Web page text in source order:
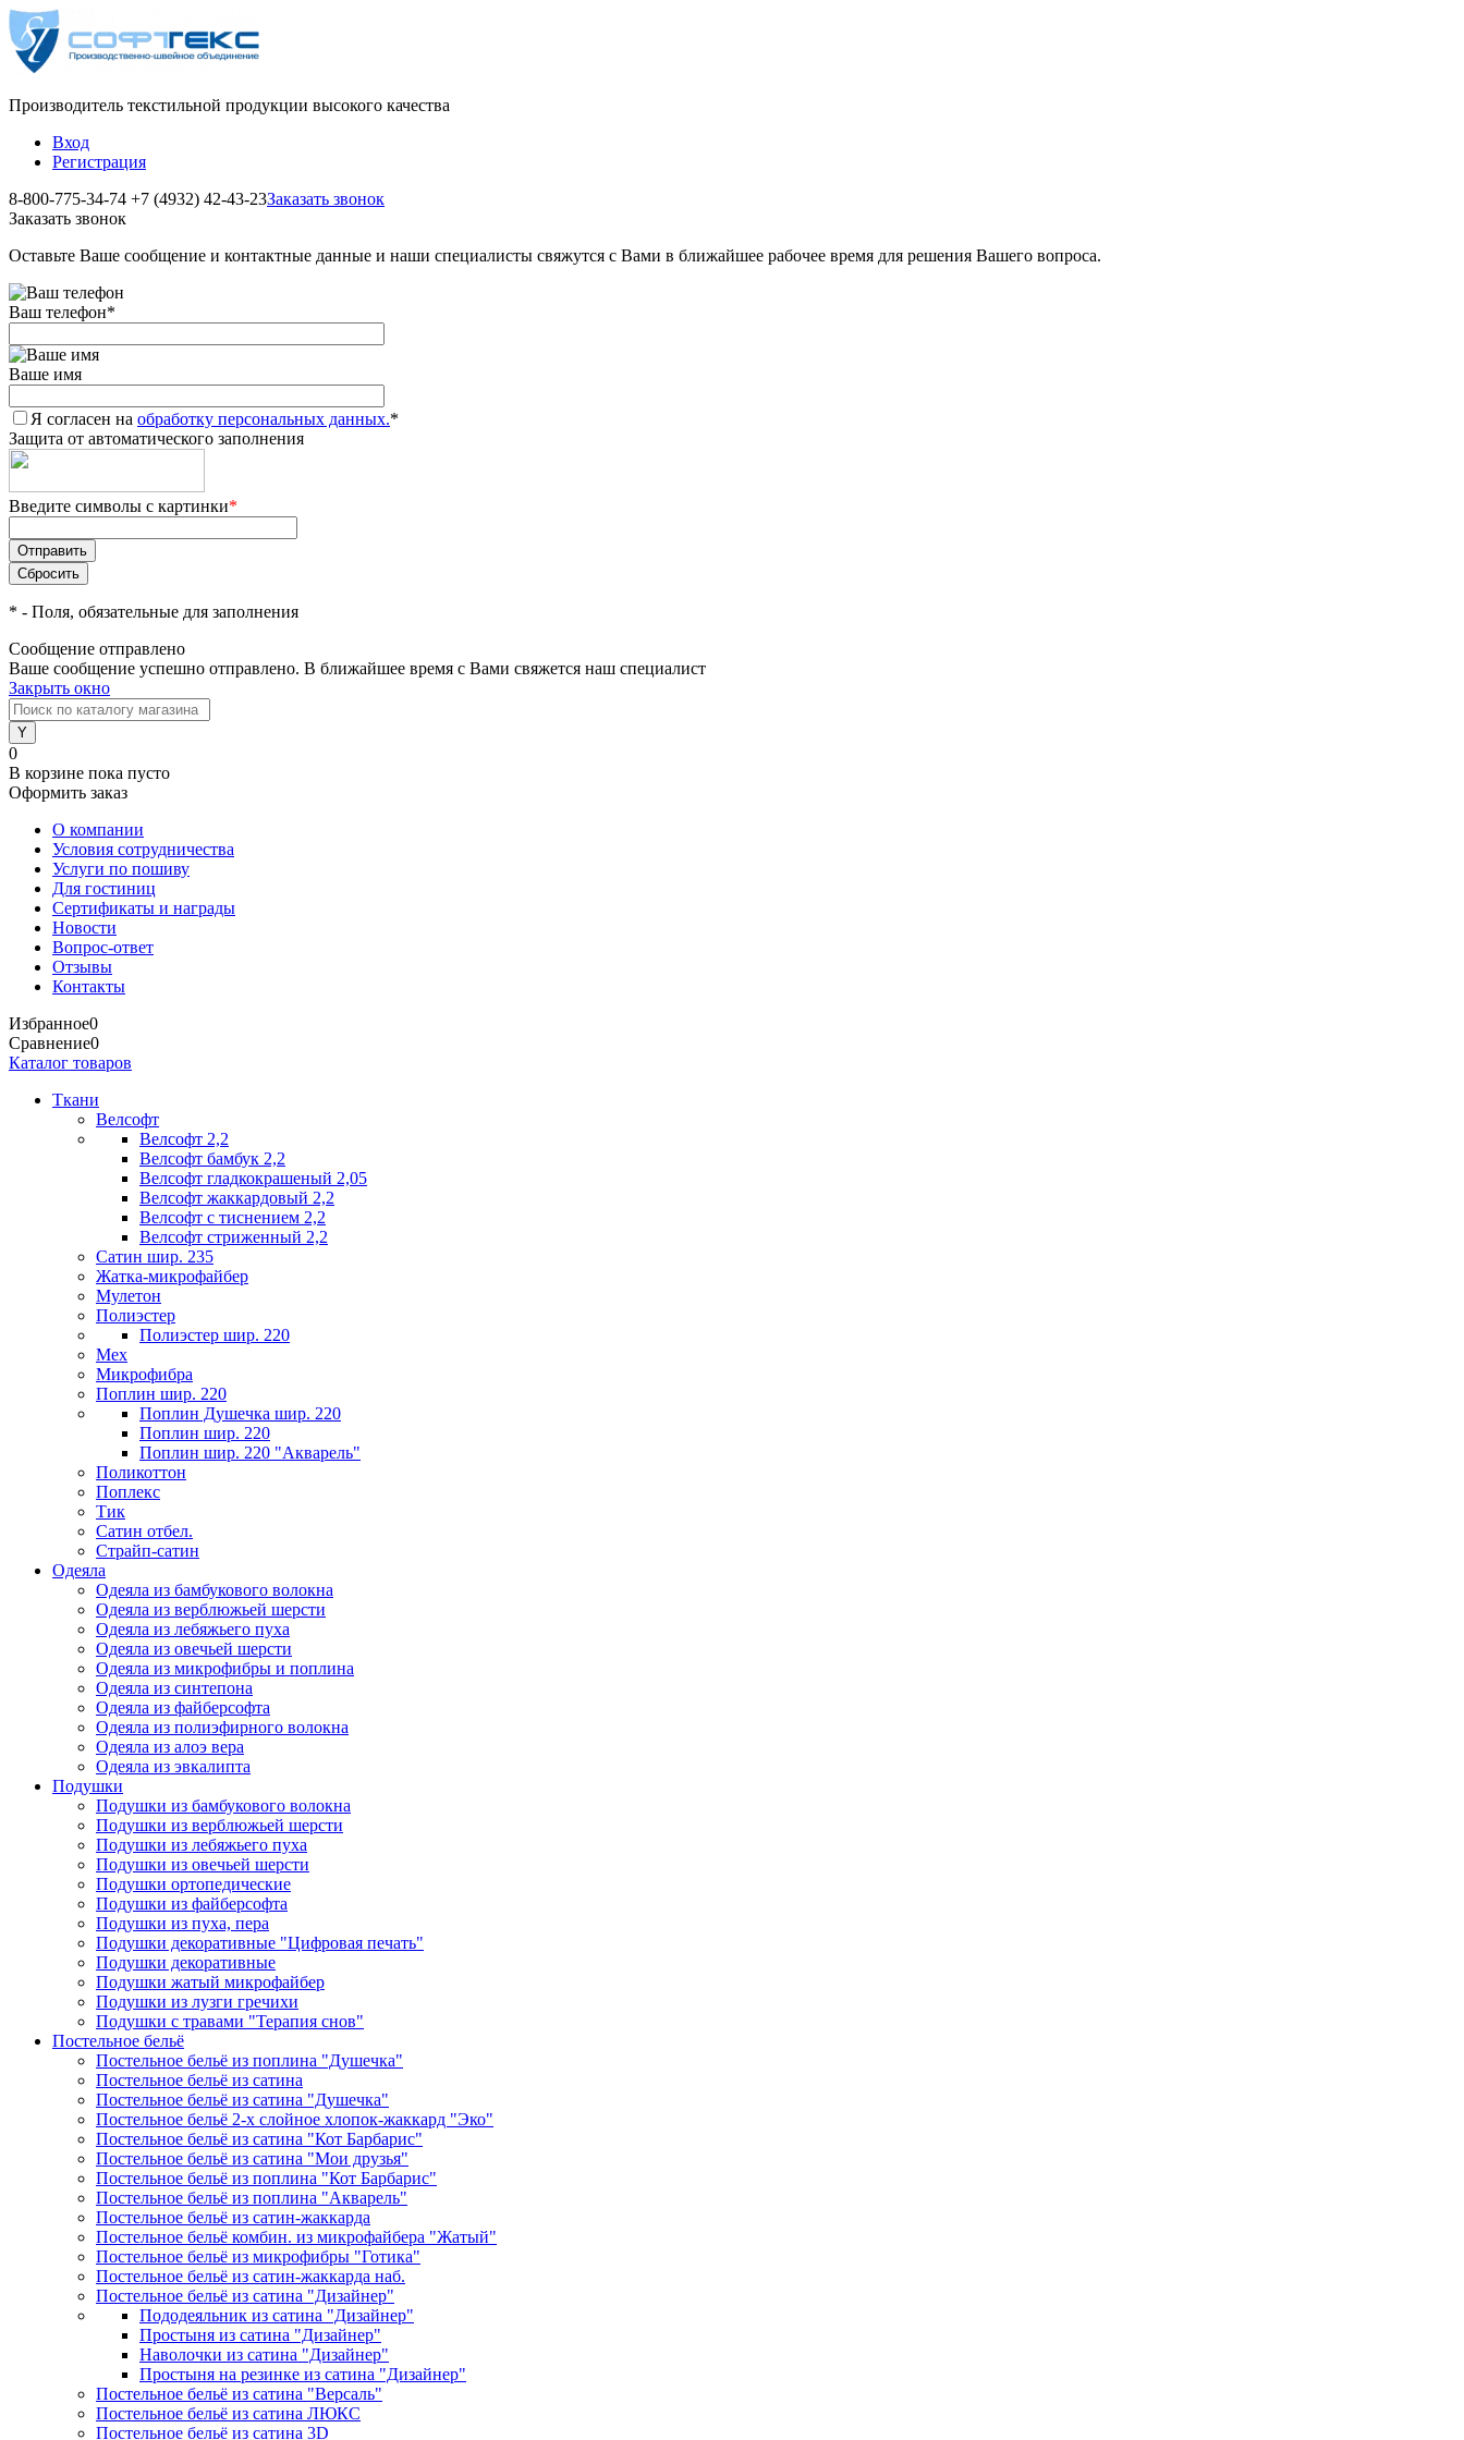
Производитель текстильной продукции высокого качества
Вход
Регистрация
8-800-775-34-74 +7 (4932) 42-43-23Заказать звонок
Заказать звонок
Оставьте Ваше сообщение и контактные данные и наши специалисты свяжутся с Вами в ближайшее рабочее время для решения Вашего вопроса.
Ваш телефон*
Ваше имя
Я согласен на обработку персональных данных.*
Защита от автоматического заполнения
Введите символы с картинки*
* - Поля, обязательные для заполнения
Сообщение отправлено
Ваше сообщение успешно отправлено. В ближайшее время с Вами свяжется наш специалист
Закрыть окно
0
В корзине пока пусто
Оформить заказ
О компании
Условия сотрудничества
Услуги по пошиву
Для гостиниц
Сертификаты и награды
Новости
Вопрос-ответ
Отзывы
Контакты
Избранное0
Сравнение0
Каталог товаров
Ткани
Велсофт
Велсофт 2,2
Велсофт бамбук 2,2
Велсофт гладкокрашеный 2,05
Велсофт жаккардовый 2,2
Велсофт с тиснением 2,2
Велсофт стриженный 2,2
Сатин шир. 235
Жатка-микрофайбер
Мулетон
Полиэстер
Полиэстер шир. 220
Мех
Микрофибра
Поплин шир. 220
Поплин Душечка шир. 220
Поплин шир. 220
Поплин шир. 220 "Акварель"
Поликоттон
Поплекс
Тик
Сатин отбел.
Страйп-сатин
Одеяла
Одеяла из бамбукового волокна
Одеяла из верблюжьей шерсти
Одеяла из лебяжьего пуха
Одеяла из овечьей шерсти
Одеяла из микрофибры и поплина
Одеяла из синтепона
Одеяла из файберсофта
Одеяла из полиэфирного волокна
Одеяла из алоэ вера
Одеяла из эвкалипта
Подушки
Подушки из бамбукового волокна
Подушки из верблюжьей шерсти
Подушки из лебяжьего пуха
Подушки из овечьей шерсти
Подушки ортопедические
Подушки из файберсофта
Подушки из пуха, пера
Подушки декоративные "Цифровая печать"
Подушки декоративные
Подушки жатый микрофайбер
Подушки из лузги гречихи
Подушки с травами "Терапия снов"
Постельное бельё
Постельное бельё из поплина "Душечка"
Постельное бельё из сатина
Постельное бельё из сатина "Душечка"
Постельное бельё 2-х слойное хлопок-жаккард "Эко"
Постельное бельё из сатина "Кот Барбарис"
Постельное бельё из сатина "Мои друзья"
Постельное бельё из поплина "Кот Барбарис"
Постельное бельё из поплина "Акварель"
Постельное бельё из сатин-жаккарда
Постельное бельё комбин. из микрофайбера "Жатый"
Постельное бельё из микрофибры "Готика"
Постельное бельё из сатин-жаккарда наб.
Постельное бельё из сатина "Дизайнер"
Пододеяльник из сатина "Дизайнер"
Простыня из сатина "Дизайнер"
Наволочки из сатина "Дизайнер"
Простыня на резинке из сатина "Дизайнер"
Постельное бельё из сатина "Версаль"
Постельное бельё из сатина ЛЮКС
Постельное бельё из сатина 3D